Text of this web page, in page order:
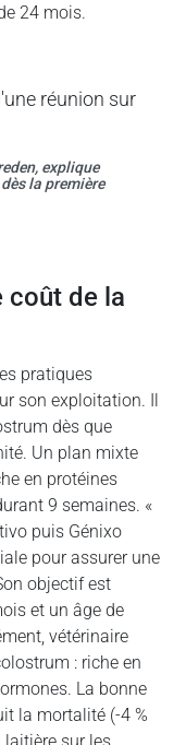
24 mois.
explique
la première
pratiques
son exploitation. Il
dès que
Un plan mixte
en protéines
9 semaines. «
puis Génixo
pour assurer une
objectif est
et un âge de
vétérinaire
: riche en
La bonne
la mortalité (-4 %